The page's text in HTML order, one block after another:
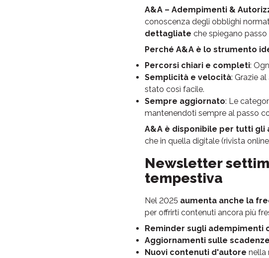
A&A – Adempimenti &
conoscenza degli obblighi
dettagliate che spiegano
Perché A&A è lo strumento
Percorsi chiari e completi:
Semplicità e velocità: Grazie al
stato così facile.
Sempre aggiornato: Le
mantenendoti sempre al passo
A&A è disponibile per tutti gli
che in quella digitale (rivista
Newsletter
tempestiva
Nel 2025 aumenta anche la
per offrirti contenuti ancora più
Reminder sugli adempimenti
Aggiornamenti sulle
Nuovi contenuti d'autore nella